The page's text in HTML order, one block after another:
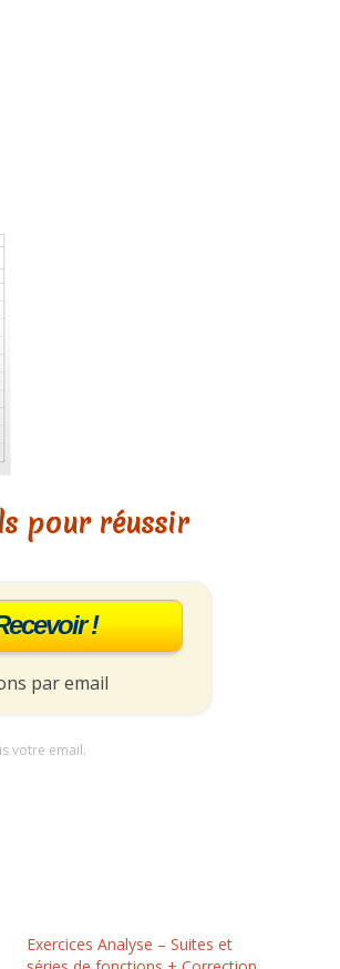
pour réussir
!
par email
votre email.
Exercices Analyse – Suites et